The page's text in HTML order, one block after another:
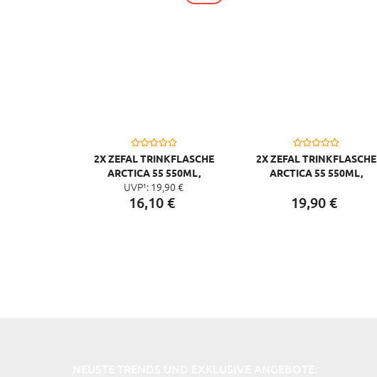
2X ZEFAL TRINKFLASCHE
ARCTICA 55 550ML,
SILBER/BLAU
UVP¹: 19, 90 €
16,10€
2X ZEFAL TRINKFLASCHE
ARCTICA 55 550ML,
19,90€